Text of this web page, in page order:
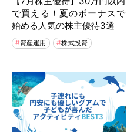
で買える！夏のボーナスで
始める人気の株主優待3選
資産運用 株式投資